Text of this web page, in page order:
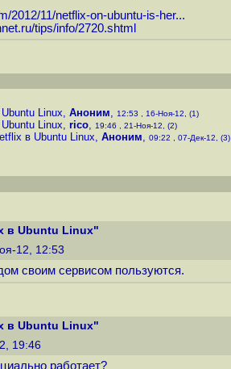
2012/11/netflix-on-ubuntu-is-her...
tips/info/2720.shtml
Linux, Аноним, 12:53 , 16-Ноя-12, (1)
Linux, rico, 19:46 , 21-Ноя-12, (2)
в Ubuntu Linux, Аноним, 09:22 , 07-Дек-12, (3)
в Ubuntu Linux"
12, 12:53
своим сервисом пользуются.
в Ubuntu Linux"
19:46
работает?